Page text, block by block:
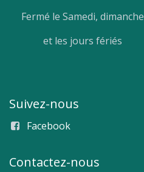
Fermé le Samedi, dimanche
et les jours fériés
Suivez-nous
Facebook
Contactez-nous